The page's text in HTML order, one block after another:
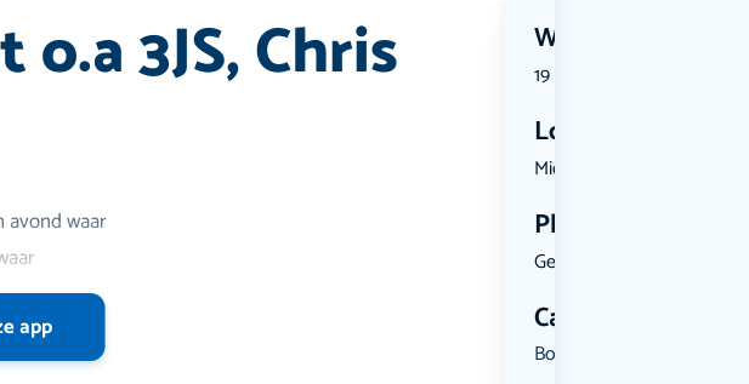
3JS, Chris Wanneer?
19 September 2026 | 19:30
Locatie
Middenpad ...
Plekken
Geen limiet
Categorie
Borrelen
avond waar
app